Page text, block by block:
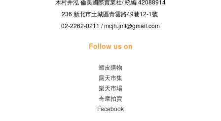
木村井泓 倫美國際實業社/統編 42088914
236 新北市土城區青雲路49巷12-1號
02-2262-0211 / mcjh.jmt@gmail.com
Follow us on
蝦皮購物
露天市集
樂天市場
奇摩拍賣
Facebook